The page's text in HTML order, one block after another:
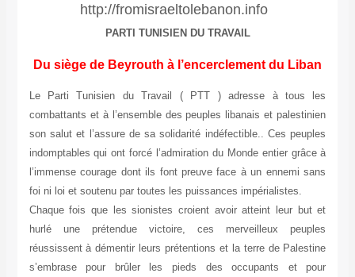
http://fromisraeltolebanon.info
PARTI TUNISIEN DU TRAVAIL
Du siège de Beyrouth à l’encerclement du Liban
Le Parti Tunisien du Travail ( PTT ) adresse à tous les
combattants et à l’ensemble des peuples libanais et palestinien
son salut et l’assure de sa solidarité indéfectible.. Ces peuples
indomptables qui ont forcé l’admiration du Monde entier grâce à
l’immense courage dont ils font preuve face à un ennemi sans
foi ni loi et soutenu par toutes les puissances impérialistes.
Chaque fois que les sionistes croient avoir atteint leur but et
hurlé une prétendue victoire, ces merveilleux peuples
réussissent à démentir leurs prétentions et la terre de Palestine
s’embrase pour brûler les pieds des occupants et pour